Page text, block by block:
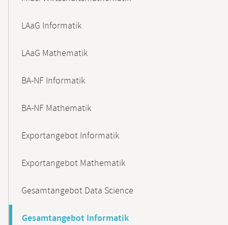
LAaG Informatik
LAaG Mathematik
BA-NF Informatik
BA-NF Mathematik
Exportangebot Informatik
Exportangebot Mathematik
Gesamtangebot Data Science
Gesamtangebot Informatik